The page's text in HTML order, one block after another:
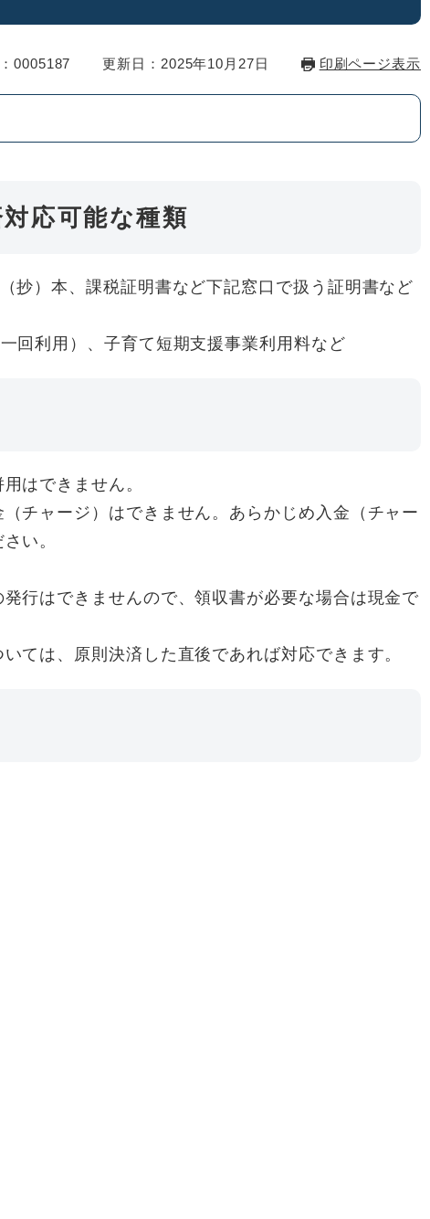
0005187 更新日：2025年10月27日 印刷ページ表示
応可能な種類
抄）本、課税証明書など下記窓口で扱う証明書など
回利用）、子育て短期支援事業利用料など
はできません。
チャージ）はできません。あらかじめ入金（チャー
い。
行はできませんので、領収書が必要な場合は現金で
ては、原則決済した直後であれば対応できます。